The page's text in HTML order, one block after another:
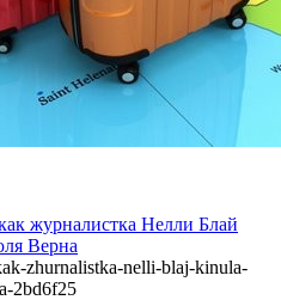
журналистка Нелли Блай
Верна
zhurnalistka-nelli-blaj-kinula-
2bd6f25